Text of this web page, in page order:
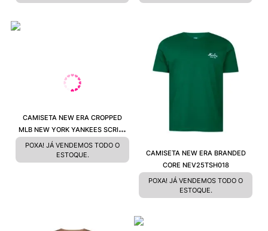
CAMISETA NEW ERA CROPPED
MLB NEW YORK YANKEES SCRIPT
MBV25TSH029
POXA! JÁ VENDEMOS TODO O
ESTOQUE.
CAMISETA NEW ERA BRANDED
CORE NEV25TSH018
POXA! JÁ VENDEMOS TODO O
ESTOQUE.